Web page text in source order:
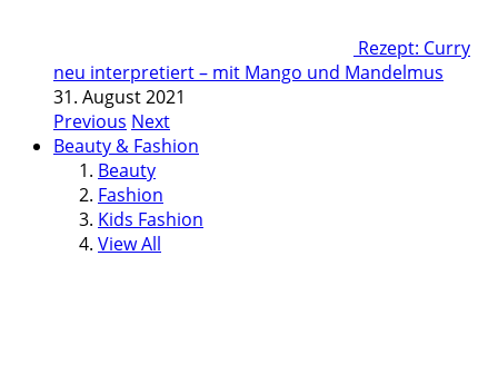
Rezept: Curry
neu interpretiert – mit Mango und Mandelmus
31. August 2021
Previous Next
Beauty & Fashion
Beauty
Fashion
Kids Fashion
View All